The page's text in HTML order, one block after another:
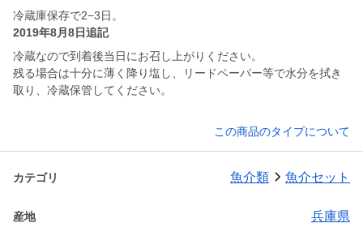
冷蔵庫保存で2−3日。
2019年8月8日追記
冷蔵なので到着後当日にお召し上がりください。
残る場合は十分に薄く降り塩し、リードペーパー等で水分を拭き
取り、冷蔵保管してください。
この商品のタイプについて
カテゴリ 魚介類 魚介セット
産地 兵庫県